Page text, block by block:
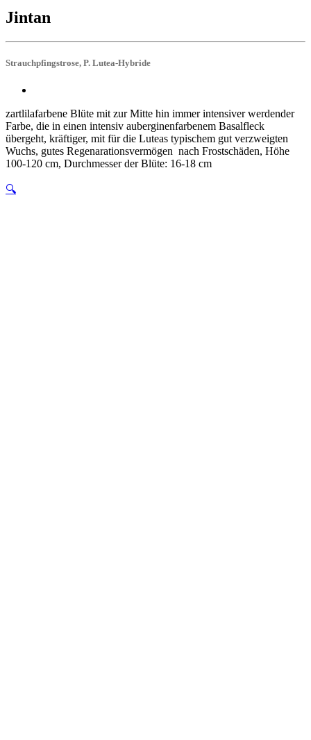
Jintan
Strauchpfingstrose, P. Lutea-Hybride
zartlilafarbene Blüte mit zur Mitte hin immer intensiver werdender
Farbe, die in einen intensiv auberginenfarbenem Basalfleck
übergeht, kräftiger, mit für die Luteas typischem gut verzweigten
Wuchs, gutes Regenarationsvermögen nach Frostschäden, Höhe
100-120 cm, Durchmesser der Blüte: 16-18 cm
🔍